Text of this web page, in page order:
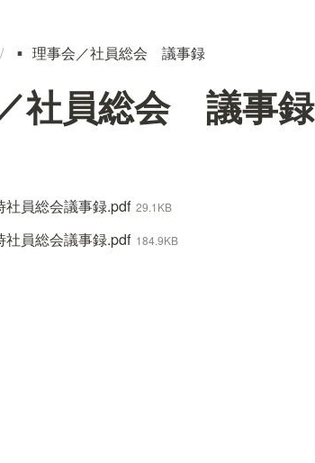
/ ▪️ 理事会／社員総会 議事録
社員総会 議事録
社員総会議事録.pdf 29.1KB
社員総会議事録.pdf 184.9KB